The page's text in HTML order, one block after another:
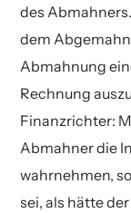
des
dem
Abmahnung
Rechnung
Finanzrichter:
Abmahner die
wahrnehmen,
sei, als hätte